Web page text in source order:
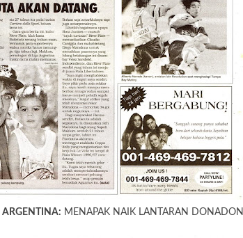
MENAPAK NAIK LANTARAN DONADONI